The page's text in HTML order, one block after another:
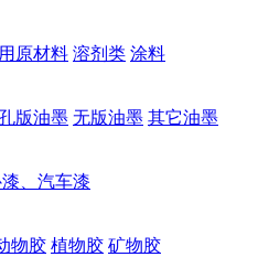
原材料 溶剂类 涂料
版油墨 无版油墨 其它油墨
、汽车漆
物胶 植物胶 矿物胶